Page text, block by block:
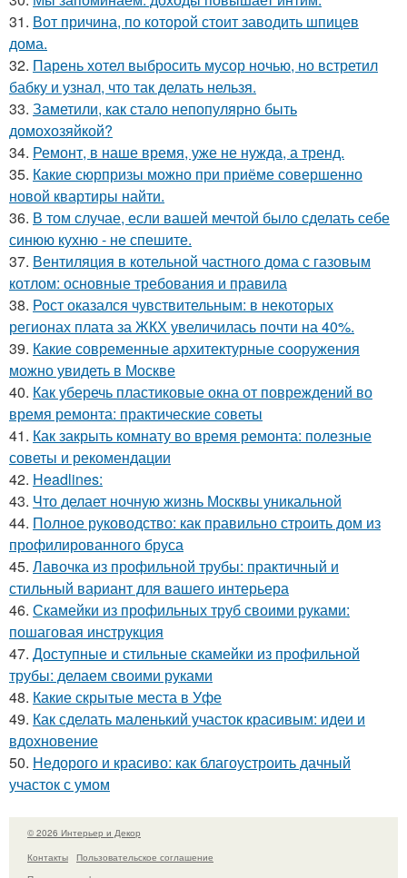
31. Вот причина, по которой стоит заводить шпицев
дома.
32. Парень хотел выбросить мусор ночью, но встретил
бабку и узнал, что так делать нельзя.
33. Заметили, как стало непопулярно быть
домохозяйкой?
34. Ремонт, в наше время, уже не нужда, а тренд.
35. Какие сюрпризы можно при приёме совершенно
новой квартиры найти.
36. В том случае, если вашей мечтой было сделать себе
синюю кухню - не спешите.
37. Вентиляция в котельной частного дома с газовым
котлом: основные требования и правила
38. Рост оказался чувствительным: в некоторых
регионах плата за ЖКХ увеличилась почти на 40%.
39. Какие современные архитектурные сооружения
можно увидеть в Москве
40. Как уберечь пластиковые окна от повреждений во
время ремонта: практические советы
41. Как закрыть комнату во время ремонта: полезные
советы и рекомендации
42. Headlines:
43. Что делает ночную жизнь Москвы уникальной
44. Полное руководство: как правильно строить дом из
профилированного бруса
45. Лавочка из профильной трубы: практичный и
стильный вариант для вашего интерьера
46. Скамейки из профильных труб своими руками:
пошаговая инструкция
47. Доступные и стильные скамейки из профильной
трубы: делаем своими руками
48. Какие скрытые места в Уфе
49. Как сделать маленький участок красивым: идеи и
вдохновение
50. Недорого и красиво: как благоустроить дачный
участок с умом
© 2026 Интерьер и Декор
Контакты
Пользовательское соглашение